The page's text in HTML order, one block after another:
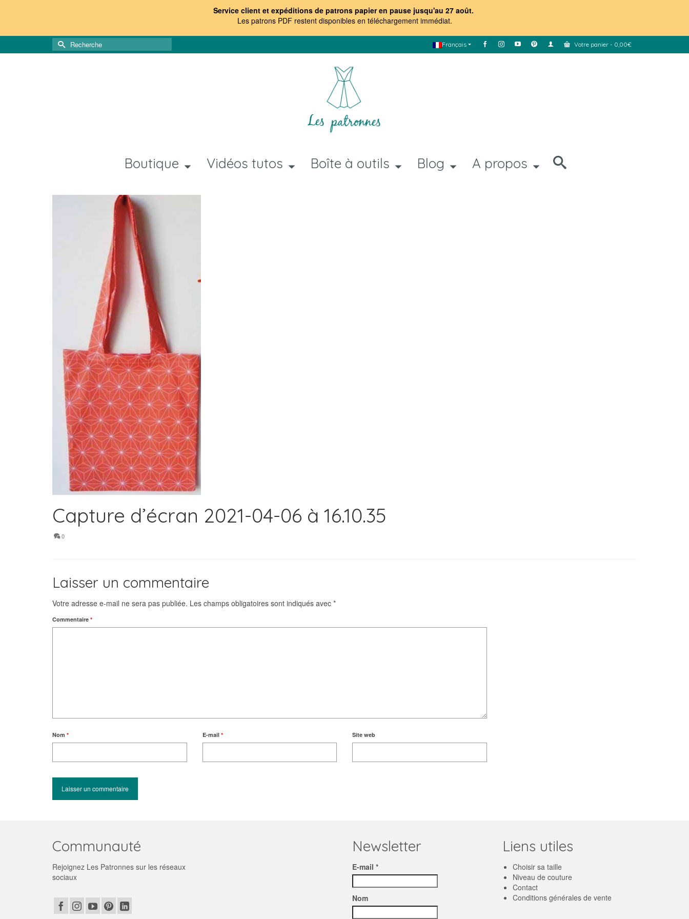
Service client et expéditions de patrons papier en pause jusqu'au 27 août.
Les patrons PDF restent disponibles en téléchargement immédiat.
Français Votre panier - 0,00€
Rechercher :
Boutique Vidéos tutos Boîte à outils Blog A propos
Capture d’écran 2021-04-06 à 16.10.35
0
Laisser un commentaire
Votre adresse e-mail ne sera pas publiée. Les champs obligatoires sont indiqués avec *
Commentaire *
Nom * E-mail * Site web
Communauté
Rejoignez Les Patronnes sur les réseaux
sociaux
Newsletter
E-mail *
Nom
Liens utiles
Choisir sa taille
Niveau de couture
Contact
Conditions générales de vente